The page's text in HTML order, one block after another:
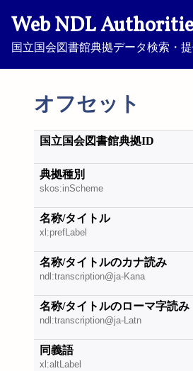
Web NDL
国立国会図書館典拠データ検索・
オフセット
国立国会図書館典拠ID
典拠種別
skos:inScheme
名称/タイトル
xl:prefLabel
名称/タイトルのカナ読み
ndl:transcription@ja-Kana
名称/タイトルのローマ字読み
ndl:transcription@ja-Latn
同義語
xl:altLabel